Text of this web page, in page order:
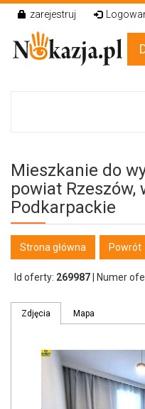
zarejestruj
Mieszkanie do
powiat Rzeszów,
Podkarpackie
Strona główna Powrót
Id oferty: 269987 Numer
Zdjęcia Mapa